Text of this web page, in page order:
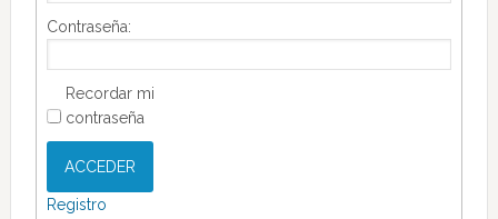
Contraseña:
Recordar mi
contraseña
ACCEDER
Registro